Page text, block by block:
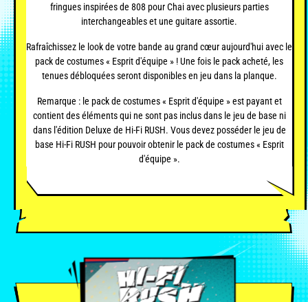
fringues inspirées de 808 pour Chai avec plusieurs parties
interchangeables et une guitare assortie.
Rafraîchissez le look de votre bande au grand cœur aujourd'hui avec le
pack de costumes « Esprit d'équipe » ! Une fois le pack acheté, les
tenues débloquées seront disponibles en jeu dans la planque.
Remarque : le pack de costumes « Esprit d'équipe » est payant et
contient des éléments qui ne sont pas inclus dans le jeu de base ni
dans l'édition Deluxe de Hi-Fi RUSH. Vous devez posséder le jeu de
base Hi-Fi RUSH pour pouvoir obtenir le pack de costumes « Esprit
d'équipe ».